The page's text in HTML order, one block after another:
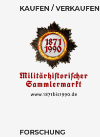
KAUFEN / VERKAUFEN
FORSCHUNG